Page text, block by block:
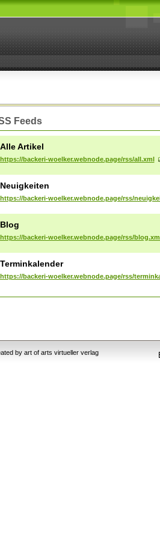
Feeds
Alle Artikel
https://backeri-woelker.webnode.page/rss/all.xml
Neuigkeiten
https://backeri-woelker.webnode.page/rss/
Blog
https://backeri-woelker.webnode.page/rss/
Terminkalender
https://backeri-woelker.webnode.page/rss/
by art of arts virtueller verlag